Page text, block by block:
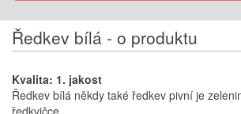
Ředkev bílá - o produktu
Kvalita: 1. jakost
Ředkev bílá někdy také ředkev pivní je
ředkvičce.